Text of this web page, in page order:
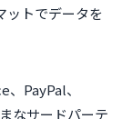
ットでデータを
PayPal、
なサードパーテ